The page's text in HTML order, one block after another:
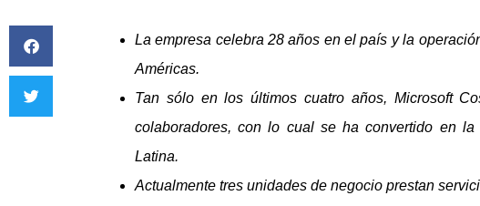
La empresa celebra 28 años en el país y la
Américas.
Tan sólo en los últimos cuatro años, Microsoft
colaboradores, con lo cual se ha convertido en
Latina.
Actualmente tres unidades de negocio prestan